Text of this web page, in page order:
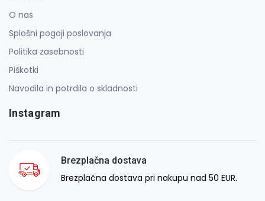
O nas
Splošni pogoji poslovanja
Politika zasebnosti
Piškotki
Navodila in potrdila o skladnosti
Instagram
Brezplačna dostava
Brezplačna dostava pri nakupu nad 50 EUR.